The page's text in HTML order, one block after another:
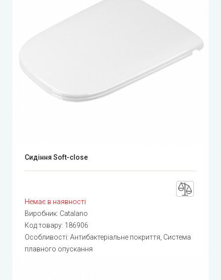
Сидіння Soft-close
Немає в наявності
Виробник: Catalano
Код товару: 186906
Особливості: Антибактеріальне покриття, Система
плавного опускання